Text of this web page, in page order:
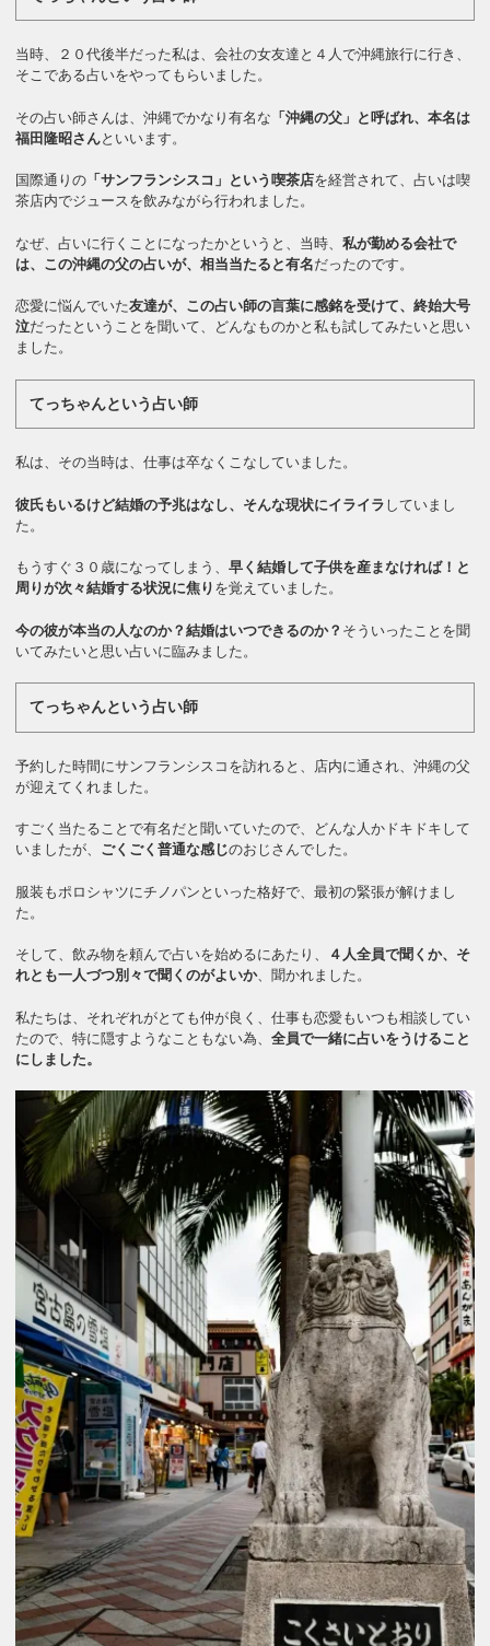
当時、２０代後半だった私は、会社の女友達と４人で沖縄旅行に行き、
そこである占いをやってもらいました。
その占い師さんは、沖縄でかなり有名な 「沖縄の父」と呼ばれ、本名は
福田隆昭さんといいます。
国際通りの 「サンフランシスコ」という喫茶店を経営されて、占いは喫
茶店内でジュースを飲みながら行われました。
なぜ、占いに行くことになったかというと、当時、私が勤める会社で
は、この沖縄の父の占いが、相当当たると有名だったのです。
恋愛に悩んでいた友達が、この占い師の言葉に感銘を受けて、終始大号
泣だったということを聞いて、どんなものかと私も試してみたいと思い
ました。
てっちゃんという占い師
私は、その当時は、仕事は卒なくこなしていました。
彼氏もいるけど結婚の予兆はなし、そんな現状にイライラ していまし
た。
もうすぐ３０歳になってしまう、早く結婚して子供を産まなければ！と
周りが次々結婚する状況に焦り を覚えていました。
今の彼が本当の人なのか？結婚はいつできるのか？ そういったことを聞
いてみたいと思い占いに臨みました。
てっちゃんという占い師
予約した時間にサンフランシスコを訪れると、店内に通され、沖縄の父
が迎えてくれました。
すごく当たることで有名だと聞いていたので、どんな人かドキドキして
いましたが、 ごくごく普通な感じのおじさんでした。
服装もポロシャツにチノパンといった格好で、最初の緊張が解けまし
た。
そして、飲み物を頼んで占いを始めるにあたり、
４人全員で聞くか、そ
れとも一人づつ別々で聞くのがよいか、聞かれました。
私たちは、それぞれがとても仲が良く、仕事も恋愛もいつも相談してい
たので、特に隠すようなこともない為、全員で一緒に占いをうけること
にしました。